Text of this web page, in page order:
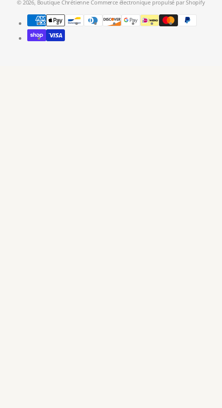
© 2026, Boutique Chrétienne Commerce électronique propulsé par Shopify
Modes
paiement